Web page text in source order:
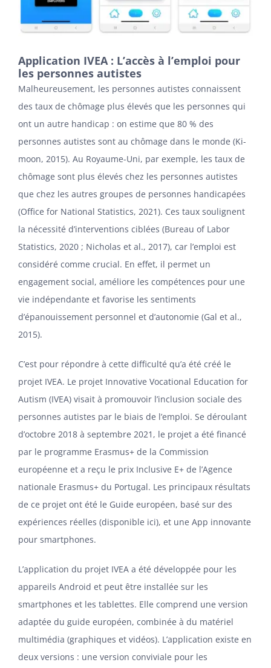
Application IVEA : L’accès à l’emploi pour
les personnes autistes
Malheureusement, les personnes autistes connaissent
des taux de chômage plus élevés que les personnes qui
ont un autre handicap : on estime que 80 % des
personnes autistes sont au chômage dans le monde (Ki-
moon, 2015). Au Royaume-Uni, par exemple, les taux de
chômage sont plus élevés chez les personnes autistes
que chez les autres groupes de personnes handicapées
(Office for National Statistics, 2021). Ces taux soulignent
la nécessité d’interventions ciblées (Bureau of Labor
Statistics, 2020 ; Nicholas et al., 2017), car l’emploi est
considéré comme crucial. En effet, il permet un
engagement social, améliore les compétences pour une
vie indépendante et favorise les sentiments
d’épanouissement personnel et d’autonomie (Gal et al.,
2015).
C’est pour répondre à cette difficulté qu’a été créé le
projet IVEA. Le projet Innovative Vocational Education for
Autism (IVEA) visait à promouvoir l’inclusion sociale des
personnes autistes par le biais de l’emploi. Se déroulant
d’octobre 2018 à septembre 2021, le projet a été financé
par le programme Erasmus+ de la Commission
européenne et a reçu le prix Inclusive E+ de l’Agence
nationale Erasmus+ du Portugal. Les principaux résultats
de ce projet ont été le Guide européen, basé sur des
expériences réelles (disponible ici), et une App innovante
pour smartphones.
L’application du projet IVEA a été développée pour les
appareils Android et peut être installée sur les
smartphones et les tablettes. Elle comprend une version
adaptée du guide européen, combinée à du matériel
multimédia (graphiques et vidéos). L’application existe en
deux versions : une version conviviale pour les